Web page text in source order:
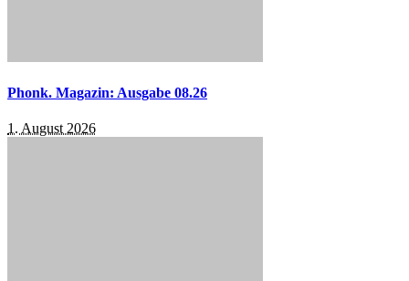
Phonk. Magazin: Ausgabe 08.26
1. August 2026